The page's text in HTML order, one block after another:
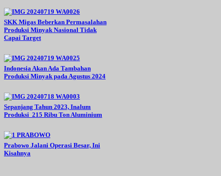
SKK Migas Beberkan Permasalahan
Produksi Minyak Nasional Tidak
Capai Target
Indonesia Akan Ada Tambahan
Produksi Minyak pada Agustus 2024
Sepanjang Tahun 2023, Inalum
Produksi 215 Ribu Ton Aluminium
Prabowo Jalani Operasi Besar, Ini
Kisahnya